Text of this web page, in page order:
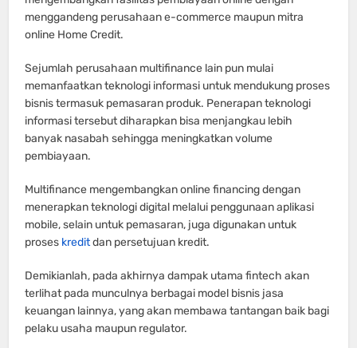
menggandeng perusahaan e-commerce maupun mitra
online Home Credit.
Sejumlah perusahaan multifinance lain pun mulai
memanfaatkan teknologi informasi untuk mendukung proses
bisnis termasuk pemasaran produk. Penerapan teknologi
informasi tersebut diharapkan bisa menjangkau lebih
banyak nasabah sehingga meningkatkan volume
pembiayaan.
Multifinance mengembangkan online financing dengan
menerapkan teknologi digital melalui penggunaan aplikasi
mobile, selain untuk pemasaran, juga digunakan untuk
proses kreditdan persetujuan kredit.
Demikianlah, pada akhirnya dampak utama fintech akan
terlihat pada munculnya berbagai model bisnis jasa
keuangan lainnya, yang akan membawa tantangan baik bagi
pelaku usaha maupun regulator.